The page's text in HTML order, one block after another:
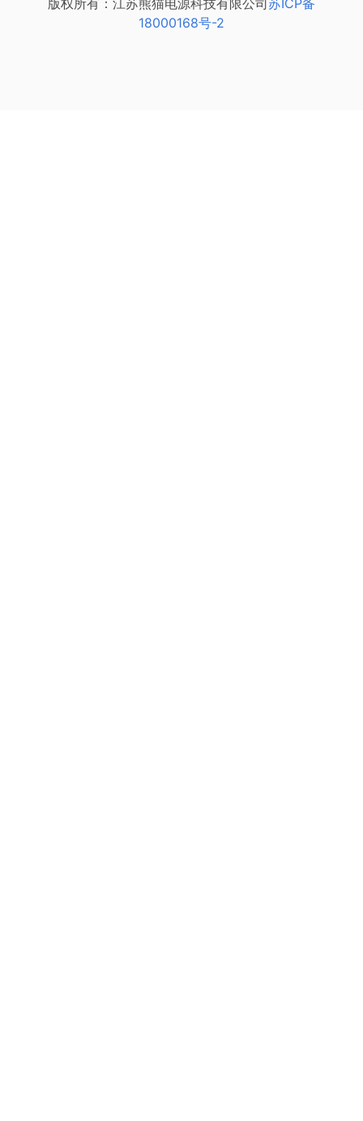
版权所有：江苏熊猫电源科技有限公司 苏ICP备
18000168号-2